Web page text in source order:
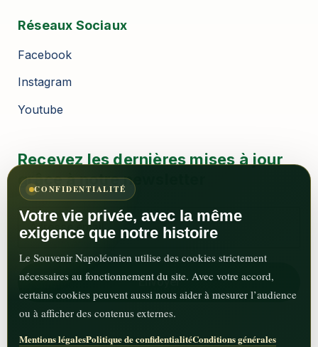
Réseaux Sociaux
Facebook
Instagram
Youtube
Recevez les dernières mises à jour
grâce à notre newsletter
CONFIDENTIALITÉ
Votre vie privée, avec la même
exigence que notre histoire
Le Souvenir Napoléonien utilise des cookies strictement
nécessaires au fonctionnement du site. Avec votre accord,
certains cookies peuvent aussi nous aider à mesurer l’audience
ou à afficher des contenus externes.
Mentions légalesPolitique de confidentialitéConditions générales